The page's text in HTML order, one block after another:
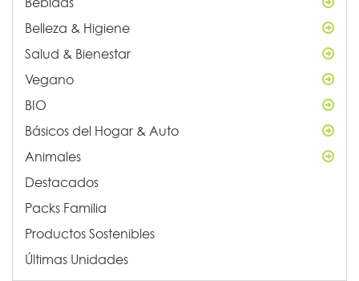
Belleza & Higiene
Salud & Bienestar
Vegano
BIO
Básicos del Hogar & Auto
Animales
Destacados
Packs Familia
Productos Sostenibles
Últimas Unidades